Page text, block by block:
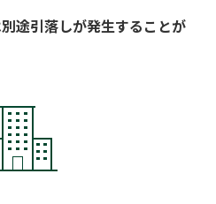
途引落しが発生することが